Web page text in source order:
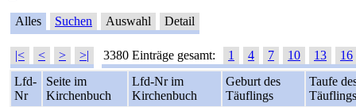
Alles Suchen Auswahl Detail
|< < > >| 3380 Einträge gesamt: 1 4 7 10 13
16
Lfd-
Nr
Seite im
Kirchenbuch
Lfd-Nr im
Kirchenbuch
Geburt des
Täuflings
Taufe
Täuflings